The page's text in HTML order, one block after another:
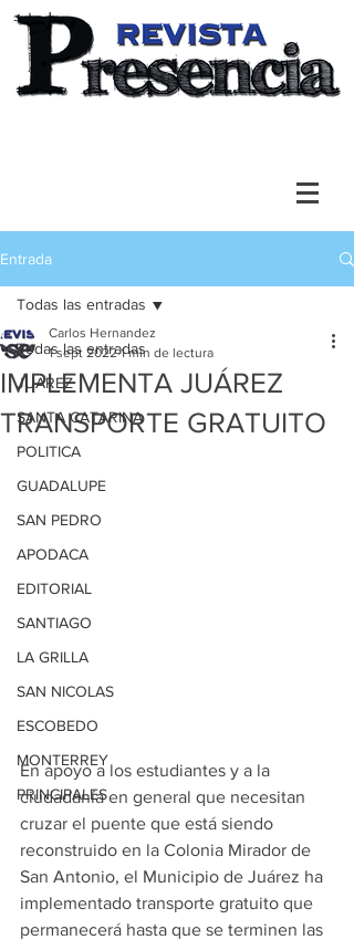
Entrada
Todas las entradas
JUAREZ
SANTA CATARINA
POLITICA
GUADALUPE
SAN PEDRO
APODACA
EDITORIAL
SANTIAGO
LA GRILLA
SAN NICOLAS
ESCOBEDO
MONTERREY
PRINCIPALES
Todas las entradas
IMPLEMENTA JUÁREZ
TRANSPORTE GRATUITO
Carlos Hernandez
1 sept 2022 1 min de lectura
En apoyo a los estudiantes y a la
ciudadanía en general que necesitan
cruzar el puente que está siendo
reconstruido en la Colonia Mirador de
San Antonio, el Municipio de Juárez ha
implementado transporte gratuito que
permanecerá hasta que se terminen las